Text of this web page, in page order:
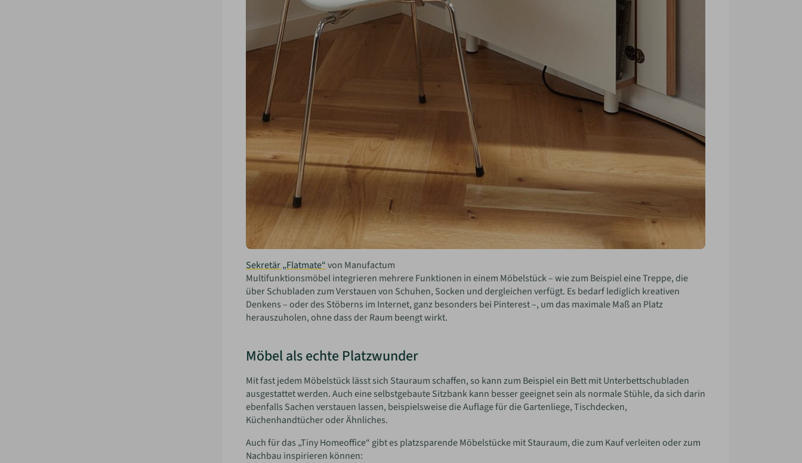
Sekretär „Flatmate“von Manufactum
Multifunktionsmöbel integrieren mehrere Funktionen in einem Möbelstück – wie zum Beispiel eine Treppe, die
über Schubladen zum Verstauen von Schuhen, Socken und dergleichen verfügt. Es bedarf lediglich kreativen
Denkens – oder des Stöberns im Internet, ganz besonders bei Pinterest –, um das maximale Maß an Platz
herauszuholen, ohne dass der Raum beengt wirkt.
Möbel als echte Platzwunder
Mit fast jedem Möbelstück lässt sich Stauraum schaffen, so kann zum Beispiel ein Bett mit Unterbettschubladen
ausgestattet werden. Auch eine selbstgebaute Sitzbank kann besser geeignet sein als normale Stühle, da sich darin
ebenfalls Sachen verstauen lassen, beispielsweise die Auflage für die Gartenliege, Tischdecken,
Küchenhandtücher oder Ähnliches.
Auch für das „Tiny Homeoffice“ gibt es platzsparende Möbelstücke mit Stauraum, die zum Kauf verleiten oder zum
Nachbau inspirieren können: